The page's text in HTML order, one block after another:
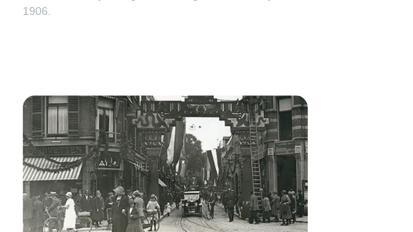
1906.